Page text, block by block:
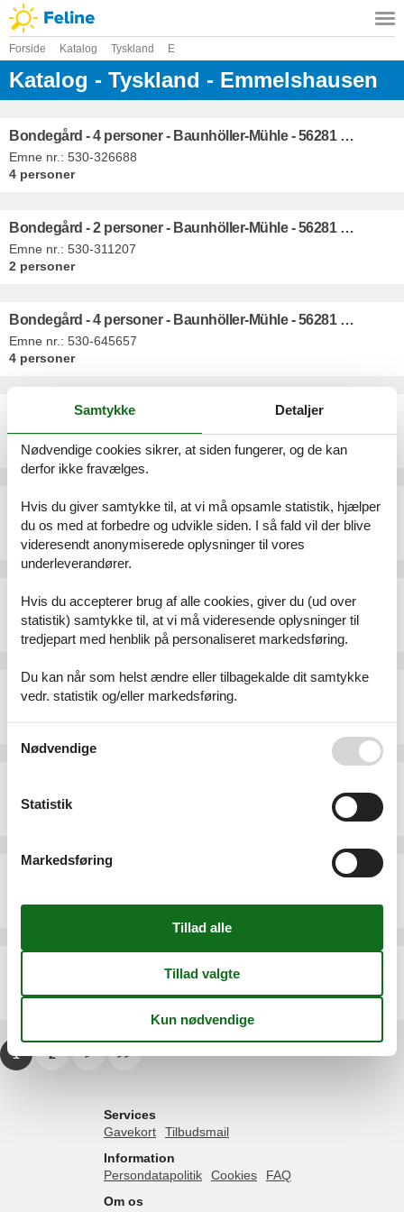
Forside Katalog Tyskland E
Katalog - Tyskland - Emmelshausen
Bondegård - 4 personer - Baunhöller-Mühle - 56281 - Emmelshausen
Emne nr.: 530-326688
4 personer
Bondegård - 2 personer - Baunhöller-Mühle - 56281 - Emmelshausen
Emne nr.: 530-311207
2 personer
Bondegård - 4 personer - Baunhöller-Mühle - 56281 - Emmelshausen
Emne nr.: 530-645657
4 personer
Emne nr.:530-550593
2 personer
Ferielejlighed - 2 personer - Talstr. - 56281 - Emmelshausen
Emne nr.:530-520092
2 personer
Ferielejlighed - 3 personer - Schwaller Dell - 56281 - Emmelshausen
Emne nr.:530-213471
3 personer heraf 1 barn (0-17 år)
Bondegård - 6 personer - Baunhöller-Mühle - 56281 - Emmelshausen
Emne nr.:530-630698
Ferielejlighed - 2 personer - Basselscheider Str. - 56281 - Emmelshausen
2 personer
2 personer
1 2 > >>
Services
Gavekort
Tilbudsmail
Information
Persondatapolitik
Cookies
FAQ
Om os
Samtykke Detaljer
Nødvendige cookies sikrer, at siden fungerer, og de kan
derfor ikke fravælges.
Hvis du giver samtykke til, at vi må opsamle statistik, hjælper
du os med at forbedre og udvikle siden. I så fald vil der blive
videresendt anonymiserede oplysninger til vores
underleverandører.
Hvis du accepterer brug af alle cookies, giver du (ud over
statistik) samtykke til, at vi må videresende oplysninger til
tredjepart med henblik på personaliseret markedsføring.
Du kan når som helst ændre eller tilbagekalde dit samtykke
vedr. statistik og/eller markedsføring.
Nødvendige
Statistik
Markedsføring